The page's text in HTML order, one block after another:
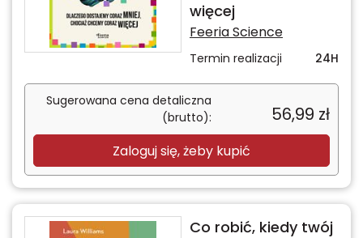
więcej
Feeria Science
Termin realizacji 24H
Sugerowana cena detaliczna
(brutto):
56,99 zł
Zaloguj się, żeby kupić
Co robić, kiedy twój